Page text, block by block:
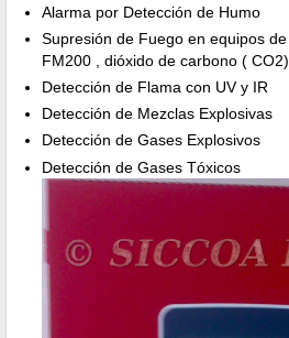
Alarma por Detección de Humo
Supresión de Fuego en equipos
FM200 , dióxido de carbono (
Detección de Flama con UV y IR
Detección de Mezclas Explosivas
Detección de Gases Explosivos
Detección de Gases Tóxicos